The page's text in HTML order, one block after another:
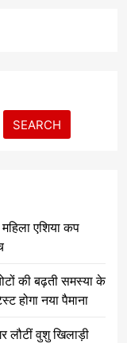
SEARCH
एशिया कप
की बढ़ती समस्या के
होगा नया पैमाना
लौटीं वुशु खिलाड़ी